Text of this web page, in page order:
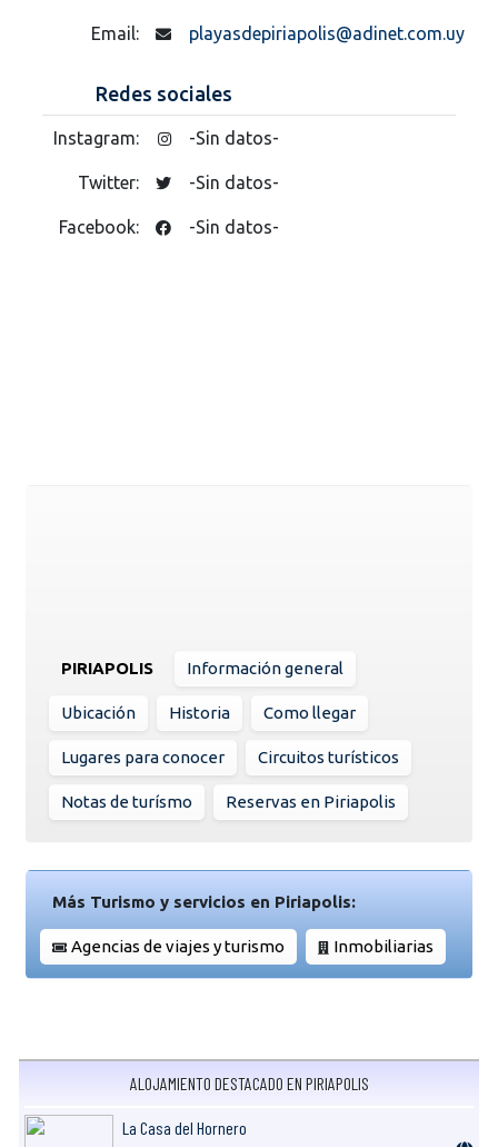
Email: playasdepiriapolis@adinet.com.uy
Redes sociales
Instagram: -Sin datos-
Twitter: -Sin datos-
Facebook: -Sin datos-
PIRIAPOLIS Información general
Ubicación Historia Como llegar
Lugares para conocer Circuitos turísticos
Notas de turísmo Reservas en Piriapolis
Más Turismo y servicios en Piriapolis:
Agencias de viajes y turismo Inmobiliarias
ALOJAMIENTO DESTACADO EN PIRIAPOLIS
La Casa del Hornero